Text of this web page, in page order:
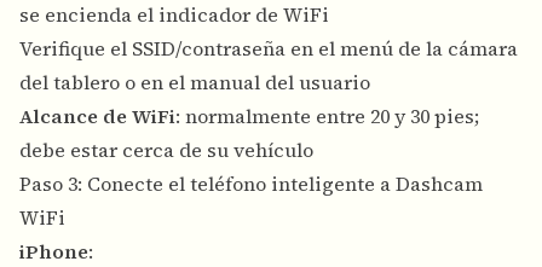
se encienda el indicador de WiFi
Verifique el SSID/contraseña en el menú de la cámara
del tablero o en el manual del usuario
Alcance de WiFi: normalmente entre 20 y 30 pies;
debe estar cerca de su vehículo
Paso 3: Conecte el teléfono inteligente a Dashcam
WiFi
iPhone: